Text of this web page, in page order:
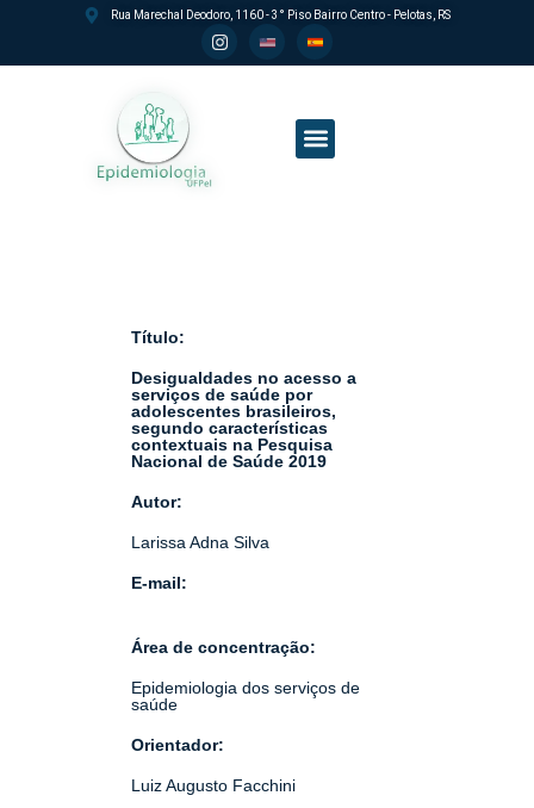
Rua Marechal Deodoro, 1160 - 3° Piso Bairro Centro - Pelotas, RS
Título:
Desigualdades no acesso a
serviços de saúde por
adolescentes brasileiros,
segundo características
contextuais na Pesquisa
Nacional de Saúde 2019
Autor:
Larissa Adna Silva
E-mail:
Área de concentração:
Epidemiologia dos serviços de
saúde
Orientador:
Luiz Augusto Facchini